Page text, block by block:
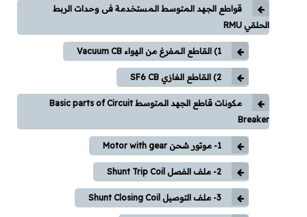
أكواد الحريق
كتالوجات وأسعار
كتالوجات
قواطع الجهد المتوسط المستخدمة فى وحدات الربط
الحلقي RMU
1) القاطع المفرغ من الهواء Vacuum CB
2) القاطع الغازي SF6 CB
مكونات قاطع الجهد المتوسط Basic parts of Circuit
Breaker
1- موتور شحن Motor with gear
2- ملف الفصل Shunt Trip Coil
3- ملف التوصيل Shunt Closing Coil